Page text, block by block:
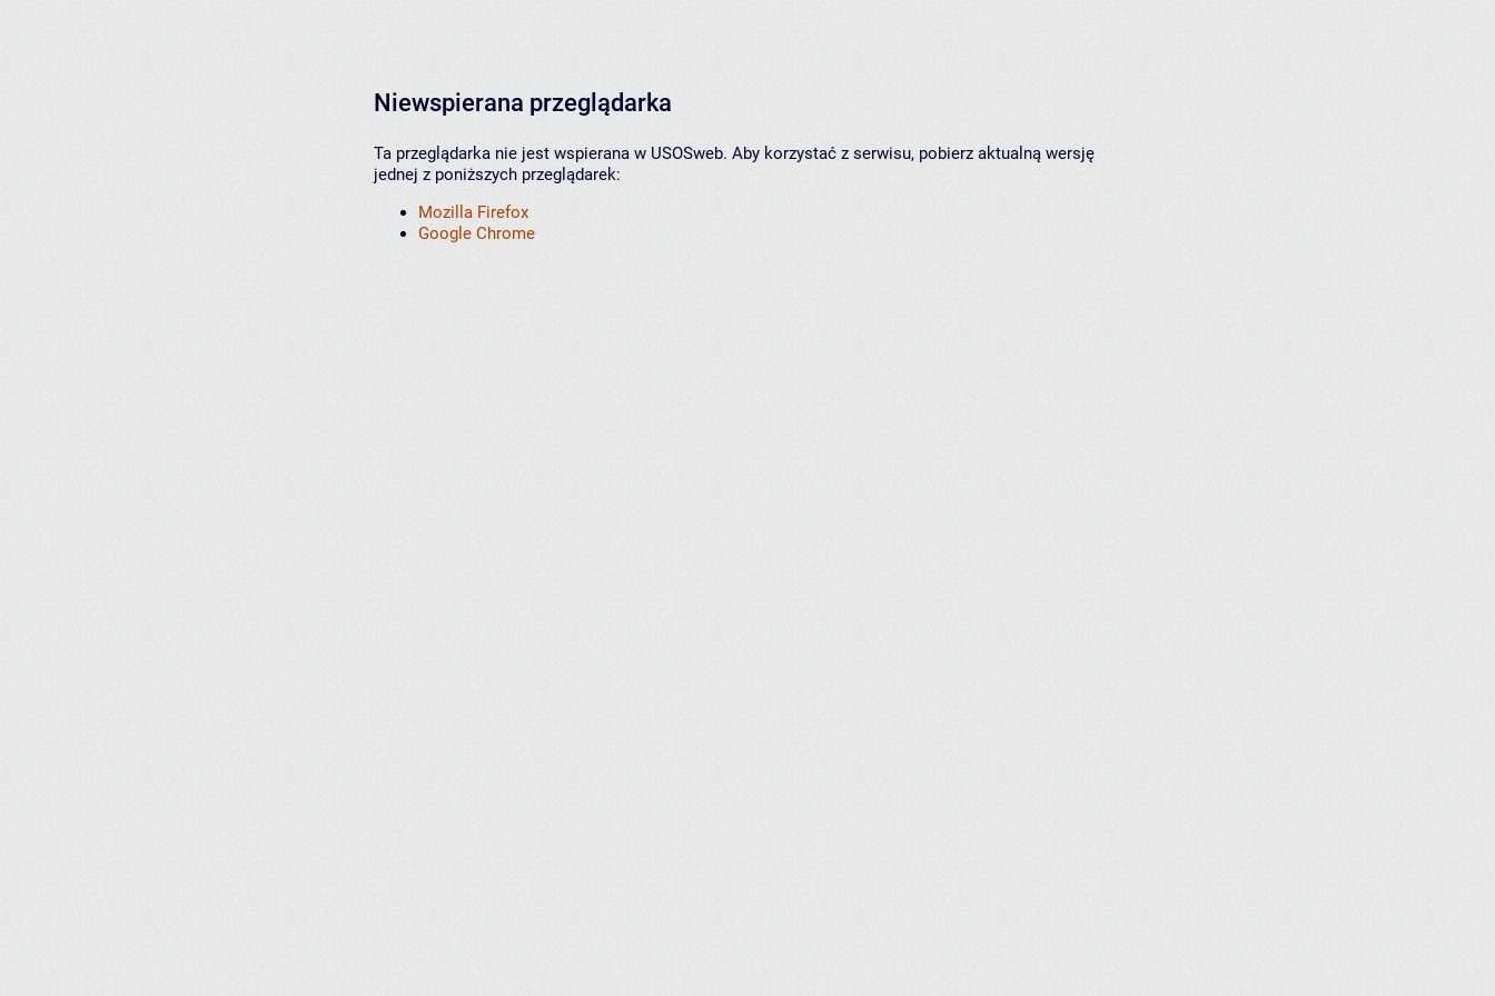
Niewspierana przeglądarka
Ta przeglądarka nie jest wspierana w USOSweb. Aby korzystać z serwisu, pobierz aktualną wersję
jednej z poniższych przeglądarek:
Mozilla Firefox
Google Chrome